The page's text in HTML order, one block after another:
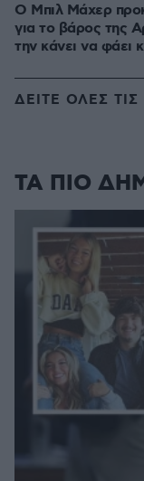
Ο Μπιλ Μάχερ
για το βάρος της
την κάνει να φάει
ΔΕΙΤΕ ΟΛΕΣ ΤΙΣ
ΤΑ ΠΙΟ